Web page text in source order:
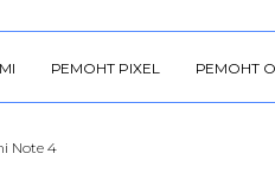
РЕМОНТ PIXEL РЕМОНТ
Note 4